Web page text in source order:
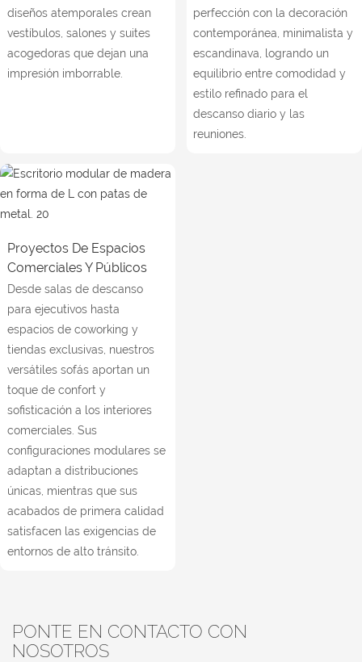
diseños atemporales crean
vestíbulos, salones y suites
acogedoras que dejan una
impresión imborrable.
perfección con la decoración
contemporánea, minimalista y
escandinava, logrando un
equilibrio entre comodidad y
estilo refinado para el
descanso diario y las
reuniones.
Proyectos De Espacios
Comerciales Y Públicos
Desde salas de descanso
para ejecutivos hasta
espacios de coworking y
tiendas exclusivas, nuestros
versátiles sofás aportan un
toque de confort y
sofisticación a los interiores
comerciales. Sus
configuraciones modulares se
adaptan a distribuciones
únicas, mientras que sus
acabados de primera calidad
satisfacen las exigencias de
entornos de alto tránsito.
PONTE EN CONTACTO CON
NOSOTROS